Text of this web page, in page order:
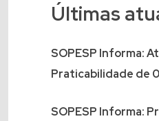
Últimas
SOPESP Informa:
Praticabilidade de
SOPESP Informa: